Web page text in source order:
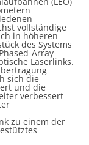
vollständige
in höheren
des Systems
Array-
Laserlinks.
sich die
und die
verbessert
zu einem der